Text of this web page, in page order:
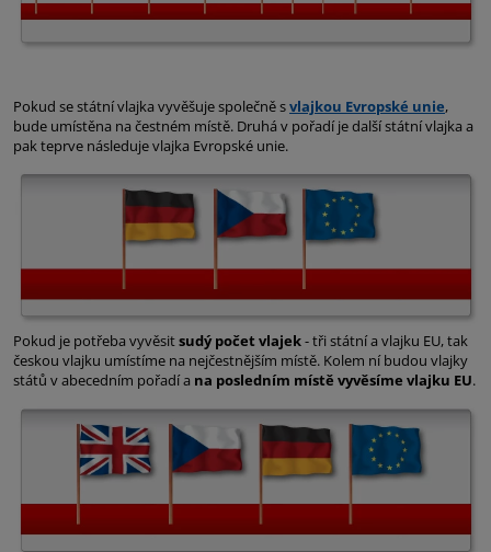
Pokud se státní vlajka vyvěšuje společně svlajkou Evropské unie,
bude umístěna na čestném místě. Druhá v pořadí je další státní vlajka a
pak teprve následuje vlajka Evropské unie.
Pokud je potřeba vyvěsitsudý počet vlajek- tři státní a vlajku EU, tak
českou vlajku umístíme na nejčestnějším místě. Kolem ní budou vlajky
států v abecedním pořadí a na posledním místě vyvěsíme vlajku EU.